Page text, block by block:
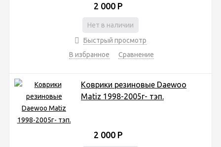
2 000 Р
Нет в наличии
Быстрый просмотр
В избранное
Сравнение
Коврики резиновые Daewoo
Matiz 1998-2005г- тэп.
2 000 Р